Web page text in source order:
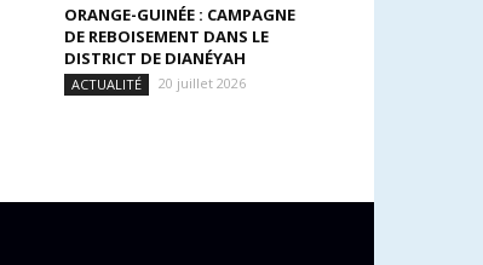
ORANGE-GUINÉE : CAMPAGNE
DE REBOISEMENT DANS LE
DISTRICT DE DIANÉYAH
ACTUALITÉ 20 juillet 2026